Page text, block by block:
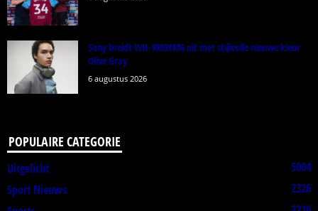
Sony breidt WH-1000XM6 uit met stijlvolle nieuwe kleur
Olive Gray
6 augustus 2026
POPULAIRE CATEGORIE
Uitgelicht
5004
Sport Nieuws
2326